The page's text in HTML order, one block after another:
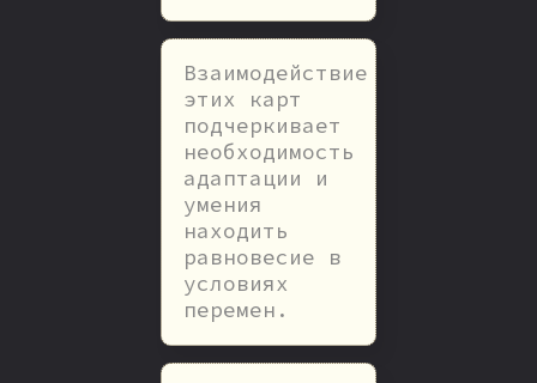
Взаимодействие
этих карт
подчеркивает
необходимость
адаптации и
умения
находить
равновесие в
условиях
перемен.